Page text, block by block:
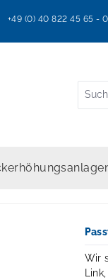
+49 (0) 40 822 45 65 - 0
Wir